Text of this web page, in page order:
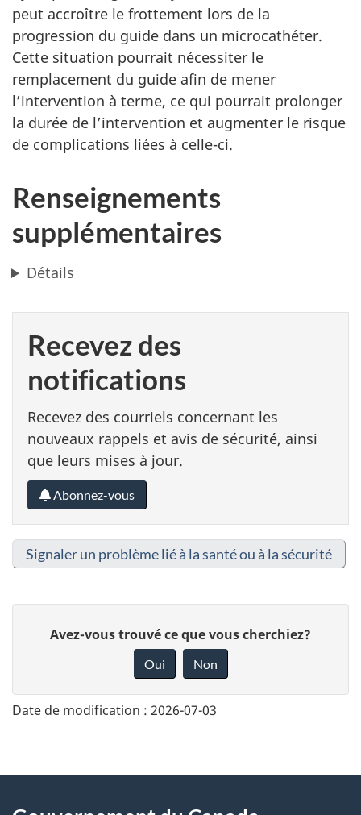
peut accroître le frottement lors de la
progression du guide dans un microcathéter.
Cette situation pourrait nécessiter le
remplacement du guide afin de mener
l’intervention à terme, ce qui pourrait prolonger
la durée de l’intervention et augmenter le risque
de complications liées à celle-ci.
Renseignements
supplémentaires
Détails
Recevez des
notifications
Recevez des courriels concernant les
nouveaux rappels et avis de sécurité, ainsi
que leurs mises à jour.
Abonnez-vous
Signaler un problème lié à la santé ou à la sécurité
n
v
o
Avez-vous trouvé ce que vous cherchiez?
Oui Non
Date de modification : 2026-07-03
About